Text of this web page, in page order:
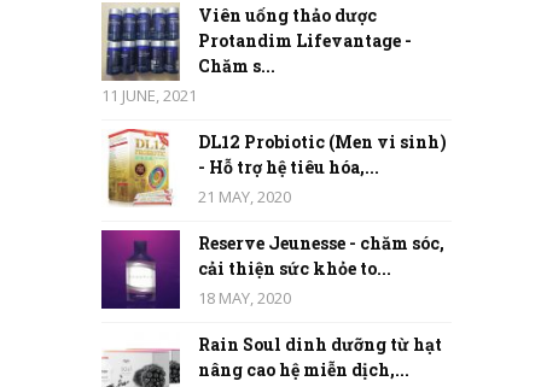
Viên uống thảo dược
Protandim Lifevantage -
Chăm s...
11 JUNE, 2021
DL12 Probiotic (Men vi sinh)
- Hỗ trợ hệ tiêu hóa,...
21 MAY, 2020
Reserve Jeunesse - chăm sóc,
cải thiện sức khỏe to...
18 MAY, 2020
Rain Soul dinh dưỡng từ hạt
nâng cao hệ miễn dịch,...